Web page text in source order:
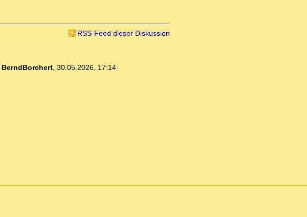
RSS-Feed dieser Diskussion
BerndBorchert, 30.05.2026, 17:14